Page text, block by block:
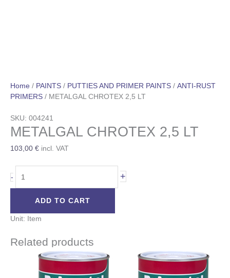
Home / PAINTS / PUTTIES AND PRIMER PAINTS / ANTI-RUST
PRIMERS / METALGAL CHROTEX 2,5 LT
SKU: 004241
METALGAL CHROTEX 2,5 LT
103,00 € incl. VAT
- +
ADD TO CART
Unit: Item
Related products